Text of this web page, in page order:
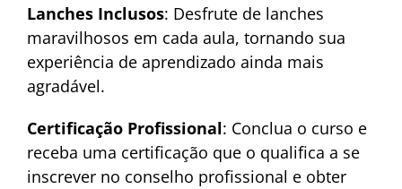
Lanches Inclusos: Desfrute de lanches
maravilhosos em cada aula, tornando sua
experiência de aprendizado ainda mais
agradável.
Certificação Profissional: Conclua o curso e
receba uma certificação que o qualifica a se
inscrever no conselho profissional e obter